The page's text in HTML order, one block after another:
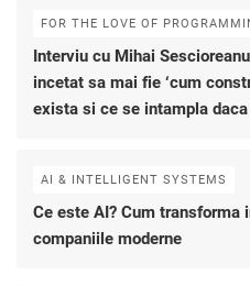
FOR THE LOVE OF
Interviu cu Mihai
incetat sa mai fie ‘cum
exista si ce se intampla daca
AI & INTELLIGENT SYSTEMS
Ce este AI? Cum
companiile moderne